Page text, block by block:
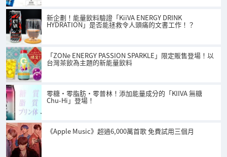
新企劃！能量飲料驗證「KiiVA ENERGY DRINK
HYDRATION」是否能拯救令人頭痛的文書工作！？
「ZONe ENERGY PASSION SPARKLE」限定販售登場！以
台灣茶飲為主題的新能量飲料
零糖・零脂肪・零普林！添加能量成分的「KIIVA 無糖
Chu-Hi」登場！
《Apple Music》超過6,000萬首歌 免費試用三個月